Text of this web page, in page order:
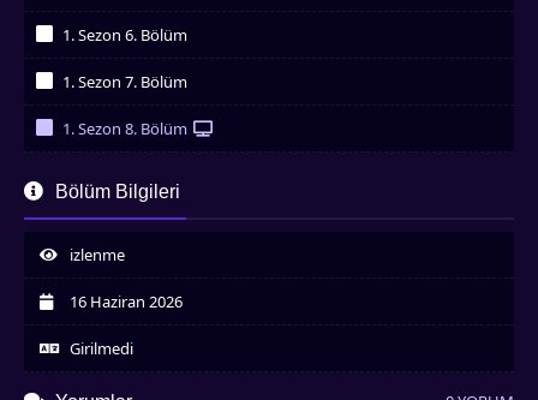
1. Sezon 6. Bölüm
1. Sezon 7. Bölüm
1. Sezon 8. Bölüm
Bölüm Bilgileri
izlenme
16 Haziran 2026
Girilmedi